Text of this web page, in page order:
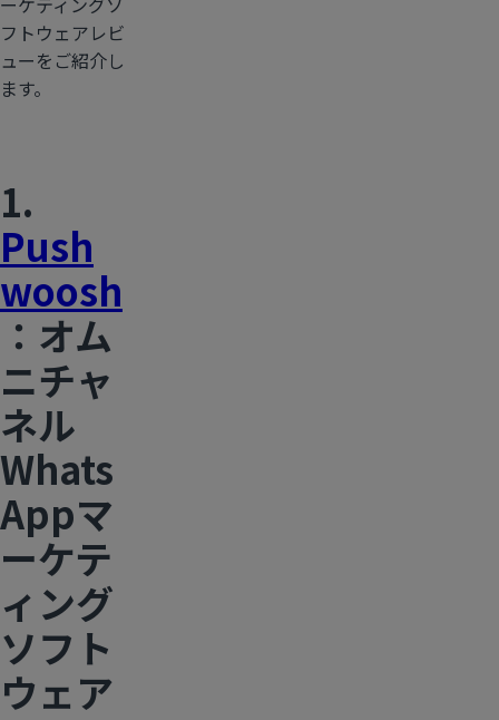
フトウェアレビ
ューをご紹介し
ます。
1.
Push
woosh
：オム
ニチャ
ネル
Whats
Appマ
ーケテ
ィング
ソフト
ウェア